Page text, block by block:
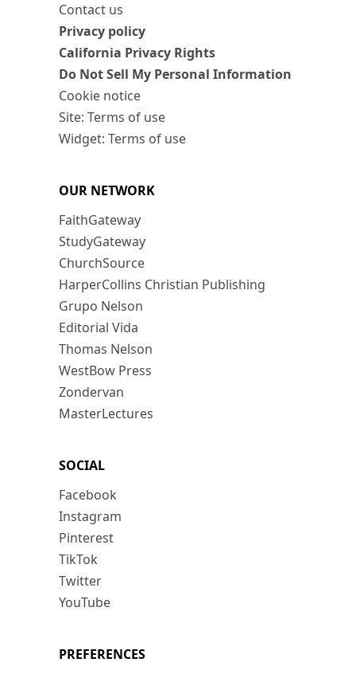
Contact us
Privacy policy
California Privacy Rights
Do Not Sell My Personal Information
Cookie notice
Site: Terms of use
Widget: Terms of use
OUR NETWORK
FaithGateway
StudyGateway
ChurchSource
HarperCollins Christian Publishing
Grupo Nelson
Editorial Vida
Thomas Nelson
WestBow Press
Zondervan
MasterLectures
SOCIAL
Facebook
Instagram
Pinterest
TikTok
Twitter
YouTube
PREFERENCES